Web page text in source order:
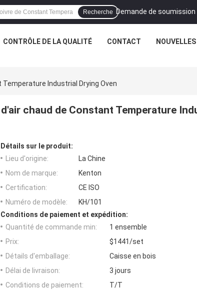
Demande de soumission
Recherche
CONTRÔLE DE LA QUALITÉ CONTACT NOUVELLES
Industrial Drying Oven
chaud de Constant Temperature
Détails sur le produit:
Lieu d'origine:
La Chine
Nom de marque:
Kenton
Certification:
CE ISO
Numéro de modèle:
KH/101
Conditions de paiement et expédition:
Quantité de commande min:
1 ensemble
Prix:
$1441/set
Détails d'emballage:
Caisse en bois
Délai de livraison:
3 jours
Conditions de paiement:
T/T